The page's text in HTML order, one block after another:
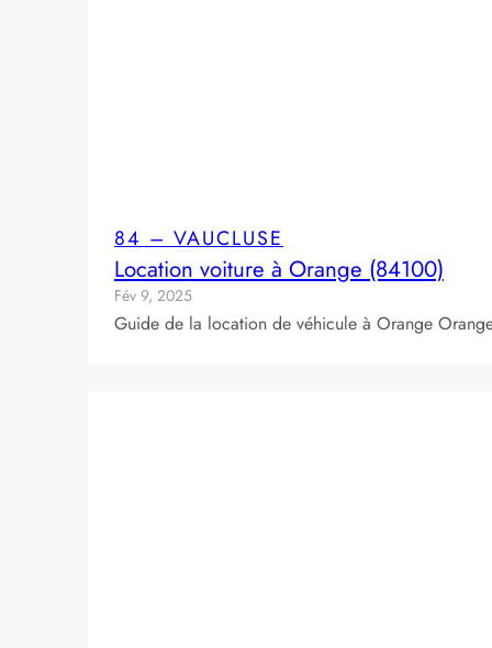
84 – VAUCLUSE
Location voiture à Orange (84100)
Fév 9, 2025
Guide de la location de véhicule à Orange